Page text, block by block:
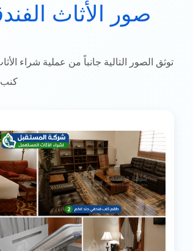
صور الأثاث
توثق الصور التالية جانباً من عملية شراء
كنب